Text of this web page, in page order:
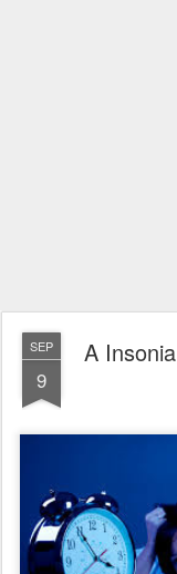
SEP
9
A